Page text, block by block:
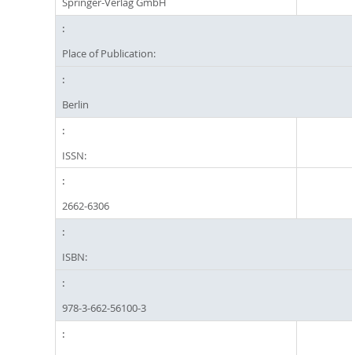
Place of Publication:
Berlin
ISSN:
2662-6306
ISBN:
978-3-662-56100-3